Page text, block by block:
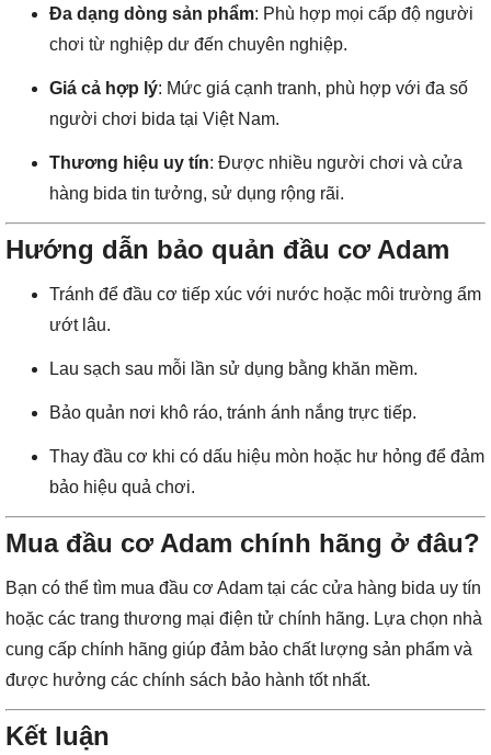
Đa dạng dòng sản phẩm: Phù hợp mọi cấp độ người
chơi từ nghiệp dư đến chuyên nghiệp.
Giá cả hợp lý: Mức giá cạnh tranh, phù hợp với đa số
người chơi bida tại Việt Nam.
Thương hiệu uy tín: Được nhiều người chơi và cửa
hàng bida tin tưởng, sử dụng rộng rãi.
Hướng dẫn bảo quản đầu cơ Adam
Tránh để đầu cơ tiếp xúc với nước hoặc môi trường ẩm
ướt lâu.
Lau sạch sau mỗi lần sử dụng bằng khăn mềm.
Bảo quản nơi khô ráo, tránh ánh nắng trực tiếp.
Thay đầu cơ khi có dấu hiệu mòn hoặc hư hỏng để đảm
bảo hiệu quả chơi.
Mua đầu cơ Adam chính hãng ở đâu?
Bạn có thể tìm mua đầu cơ Adam tại các cửa hàng bida uy tín
hoặc các trang thương mại điện tử chính hãng. Lựa chọn nhà
cung cấp chính hãng giúp đảm bảo chất lượng sản phẩm và
được hưởng các chính sách bảo hành tốt nhất.
Kết luận